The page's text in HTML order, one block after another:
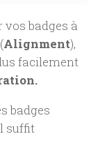
vos badges à
Alignment),
facilement
badges
suffit